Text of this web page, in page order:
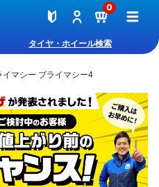
0
タイヤ・ホイール検索
イマシー プライマシー4